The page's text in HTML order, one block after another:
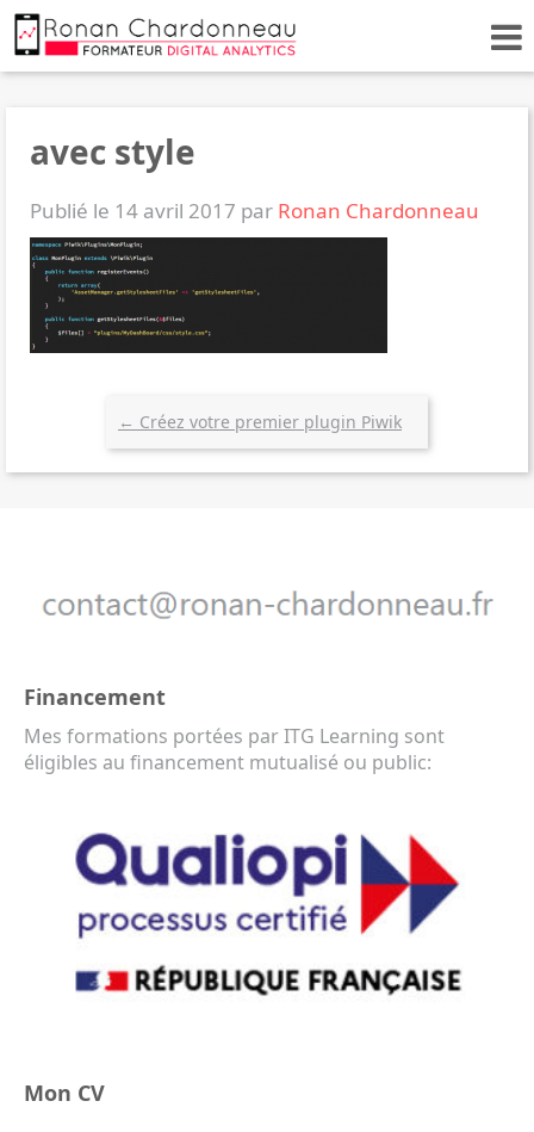
avec style
Publié le 14 avril 2017 par Ronan Chardonneau
← Créez votre premier plugin Piwik
Financement
Mes formations portées par ITG Learning sont
éligibles au financement mutualisé ou public:
Mon CV